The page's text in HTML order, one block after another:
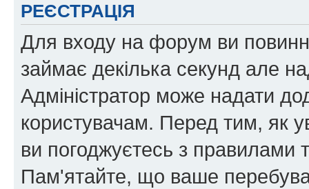
РЕЄСТРАЦІЯ
Для входу на форум ви
займає декілька секунд але
Адміністратор може надати
користувачам. Перед тим, як
ви погоджуєтесь з правилами
Пам'ятайте, що ваше